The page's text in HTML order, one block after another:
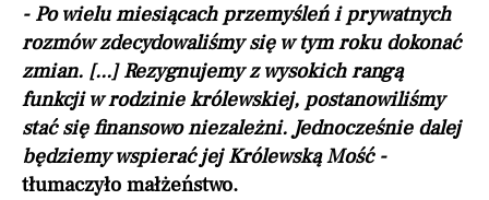
- Po wielu miesiącach przemyśleń i prywatnych
rozmów zdecydowaliśmy się w tym roku dokonać
zmian. [...] Rezygnujemy z wysokich rangą
funkcji w rodzinie królewskiej, postanowiliśmy
stać się finansowo niezależni. Jednocześnie dalej
będziemy wspierać jej Królewską Mość -
tłumaczyło małżeństwo.